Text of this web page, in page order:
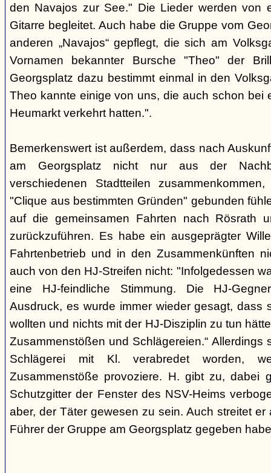
den Navajos zur See." Die Lieder werden von
Gitarre begleitet. Auch habe die Gruppe vom
anderen „Navajos“ gepflegt, die sich am
Vornamen bekannter Bursche "Theo" der
Georgsplatz dazu bestimmt einmal in den
Theo kannte einige von uns, die auch schon bei
Heumarkt verkehrt hatten.".
Bemerkenswert ist außerdem, dass nach
am Georgsplatz nicht nur aus der
verschiedenen Stadtteilen
"Clique aus bestimmten Gründen" gebunden
auf die gemeinsamen Fahrten nach Rösrath
zurückzuführen. Es habe ein ausgeprägter
Fahrtenbetrieb und in den Zusammenkünften
auch von den HJ-Streifen nicht: "Infolgedessen
eine HJ-feindliche Stimmung. Die HJ-
Ausdruck, es wurde immer wieder gesagt, dass
wollten und nichts mit der HJ-Disziplin zu tun
Zusammenstößen und Schlägereien.“ Allerdings
Schlägerei mit Kl. verabredet worden,
Zusammenstöße provoziere. H. gibt zu, dabei
Schutzgitter der Fenster des NSV-Heims
aber, der Täter gewesen zu sein. Auch streitet
Führer der Gruppe am Georgsplatz gegeben